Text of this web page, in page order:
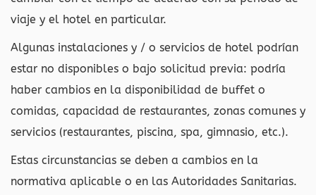
viaje y el hotel en particular.
Algunas instalaciones y / o servicios de hotel podrían
estar no disponibles o bajo solicitud previa: podría
haber cambios en la disponibilidad de buffet o
comidas, capacidad de restaurantes, zonas comunes y
servicios (restaurantes, piscina, spa, gimnasio, etc.).
Estas circunstancias se deben a cambios en la
normativa aplicable o en las Autoridades Sanitarias.